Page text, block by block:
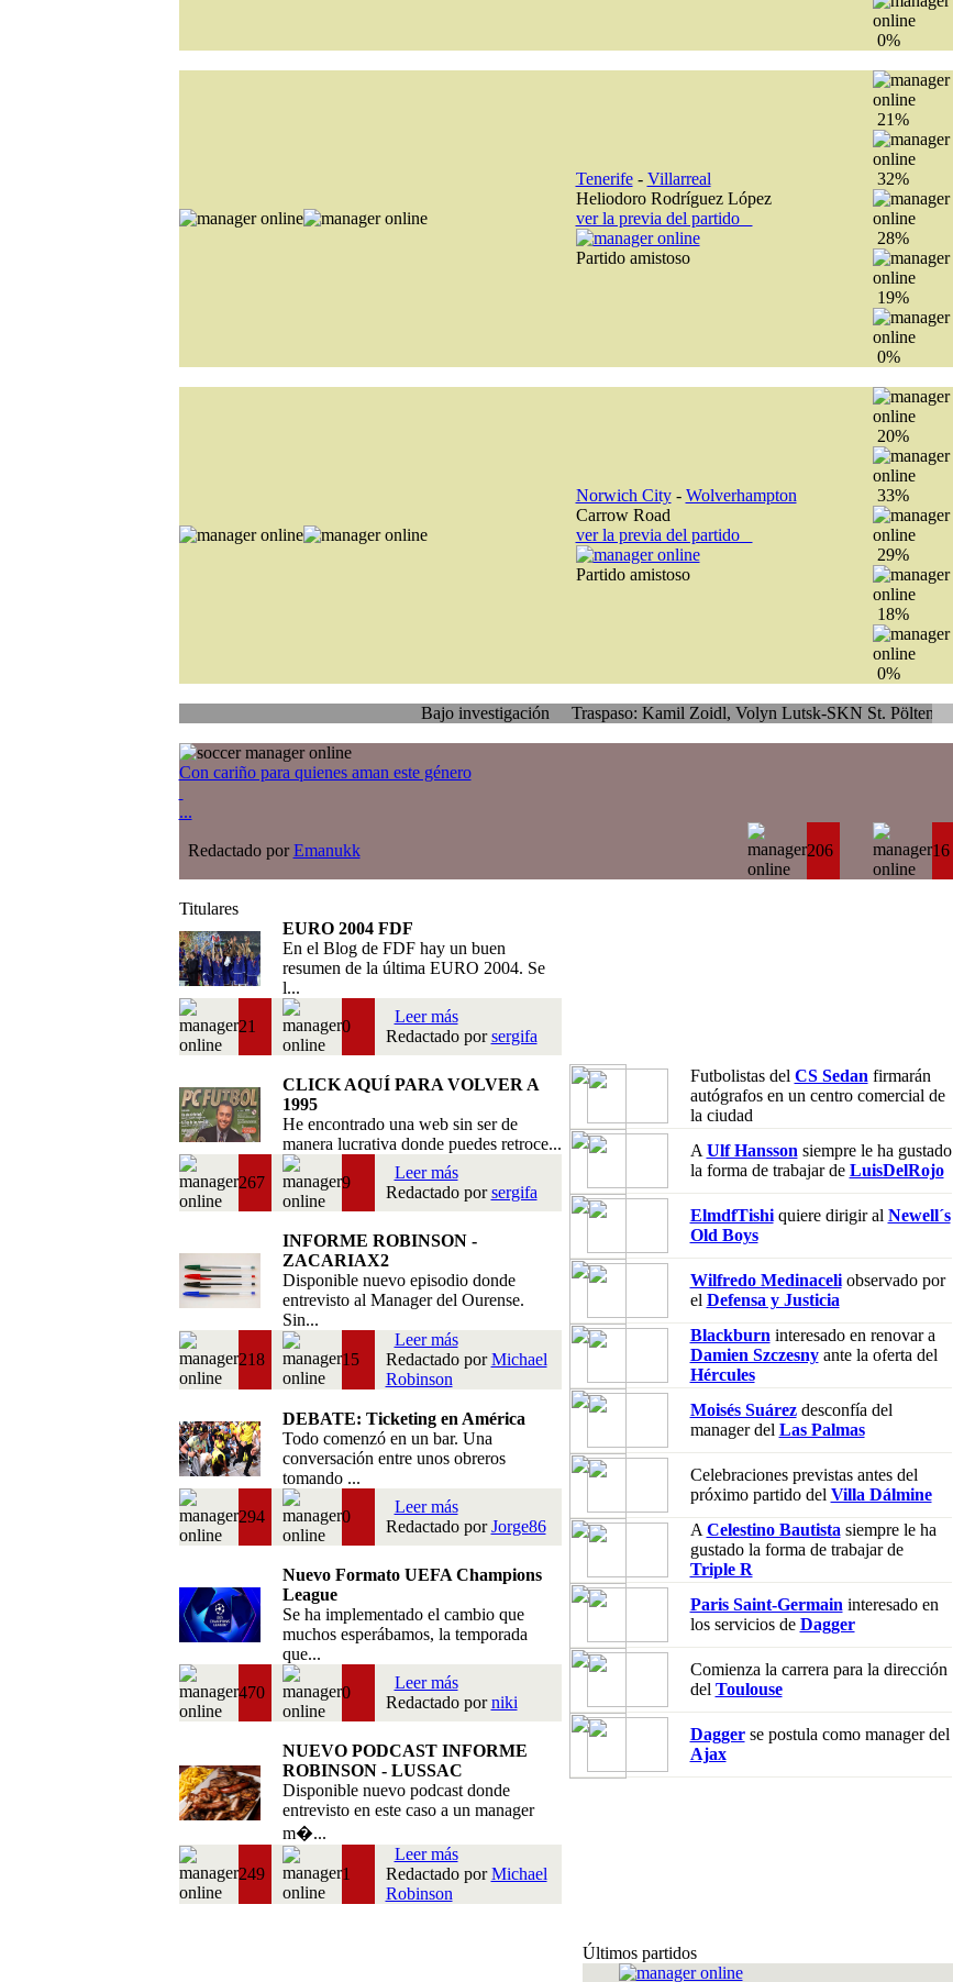
0%
Tenerife- Villarreal
Heliodoro Rodríguez López
ver la previa del partido
Partido amistoso
21%
32%
28%
19%
0%
Norwich City- Wolverhampton
Carrow Road
ver la previa del partido
Partido amistoso
20%
33%
29%
18%
0%
Bajo investigación Traspaso: Kamil Zoidl, Volyn Lutsk-SKN St. Pölten
Con cariño para quienes aman este género
...
Redactado porEmanukk 206 16
Titulares
EURO 2004 FDF
En el Blog de FDF hay un buen
resumen de la última EURO 2004. Se
l...
21 0
Leer más
Redactado porsergifa
CLICK AQUÍ PARA VOLVER A
1995
He encontrado una web sin ser de
manera lucrativa donde puedes retroce...
267 9
Leer más
Redactado porsergifa
INFORME ROBINSON -
ZACARIAX2
Disponible nuevo episodio donde
entrevisto al Manager del Ourense.
Sin...
218 15
Leer más
Redactado porMichael
Robinson
DEBATE: Ticketing en América
Todo comenzó en un bar. Una
conversación entre unos obreros
tomando ...
294 0
Leer más
Redactado porJorge86
Nuevo Formato UEFA Champions
League
Se ha implementado el cambio que
muchos esperábamos, la temporada
que...
470 0
Leer más
Redactado porniki
NUEVO PODCAST INFORME
ROBINSON - LUSSAC
Disponible nuevo podcast donde
entrevisto en este caso a un manager
m�...
249 1
Leer más
Redactado porMichael
Robinson
Futbolistas del CS Sedan firmarán
autógrafos en un centro comercial de
la ciudad
A Ulf Hansson siempre le ha gustado
la forma de trabajar de LuisDelRojo
ElmdfTishiquiere dirigir al Newell´s
Old Boys
Wilfredo Medinaceliobservado por
el Defensa y Justicia
Blackburn interesado en renovar a
Damien Szczesnyante la oferta del
Hércules
Moisés Suárezdesconfía del
manager del Las Palmas
Celebraciones previstas antes del
próximo partido del Villa Dálmine
A Celestino Bautista siempre le ha
gustado la forma de trabajar de
Triple R
Paris Saint-Germain interesado en
los servicios de Dagger
Comienza la carrera para la dirección
del Toulouse
Daggerse postula como manager del
Ajax
Últimos partidos